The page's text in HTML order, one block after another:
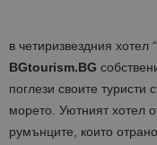
в четиризвездния хотел
BGtourism.BG
поглези своите
морето. Уютният хотел
румънците, които